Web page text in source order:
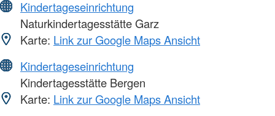
Kindertageseinrichtung
Naturkindertagesstätte Garz
Karte: Link zur Google Maps Ansicht
Kindertageseinrichtung
Kindertagesstätte Bergen
Karte: Link zur Google Maps Ansicht